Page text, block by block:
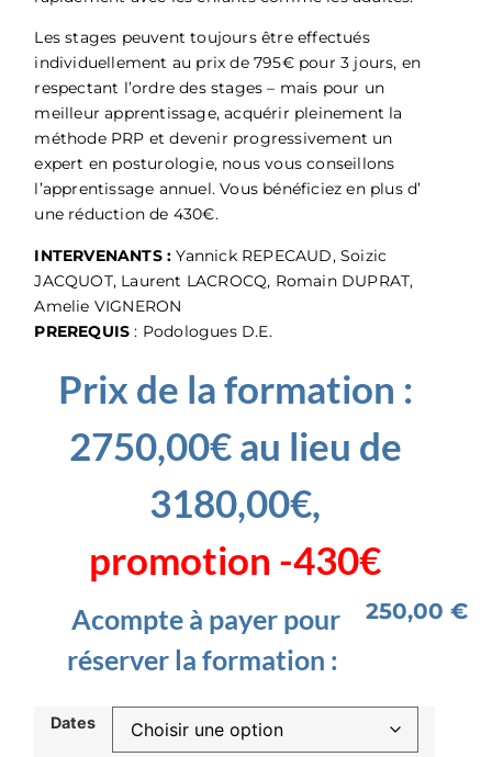
Les stages peuvent toujours être effectués
individuellement au prix de 795€ pour 3 jours, en
respectant l’ordre des stages – mais pour un
meilleur apprentissage, acquérir pleinement la
méthode PRP et devenir progressivement un
expert en posturologie, nous vous conseillons
l’apprentissage annuel. Vous bénéficiez en plus d’
une réduction de 430€.
INTERVENANTS :Yannick REPECAUD, Soizic
JACQUOT, Laurent LACROCQ, Romain DUPRAT,
Amelie VIGNERON
PREREQUIS : Podologues D.E.
Prix de la formation :
2750,00€ au lieu de
3180,00€,
promotion -430€
Acompte à payer pour
réserver la formation :
250,00€
Dates